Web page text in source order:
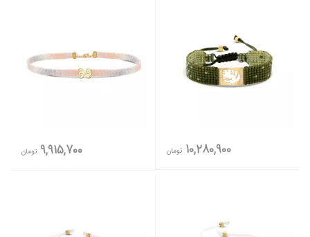
10,280,900 تومان 9,915,700 تومان